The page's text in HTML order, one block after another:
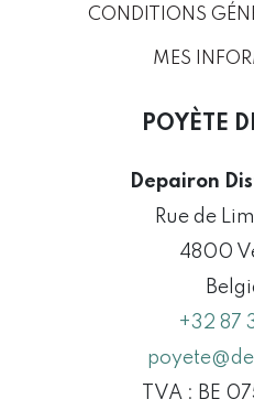
CONDITIONS
MES
POYÈTE
Depairon
Rue de
4800
+32 87
TVA : BE